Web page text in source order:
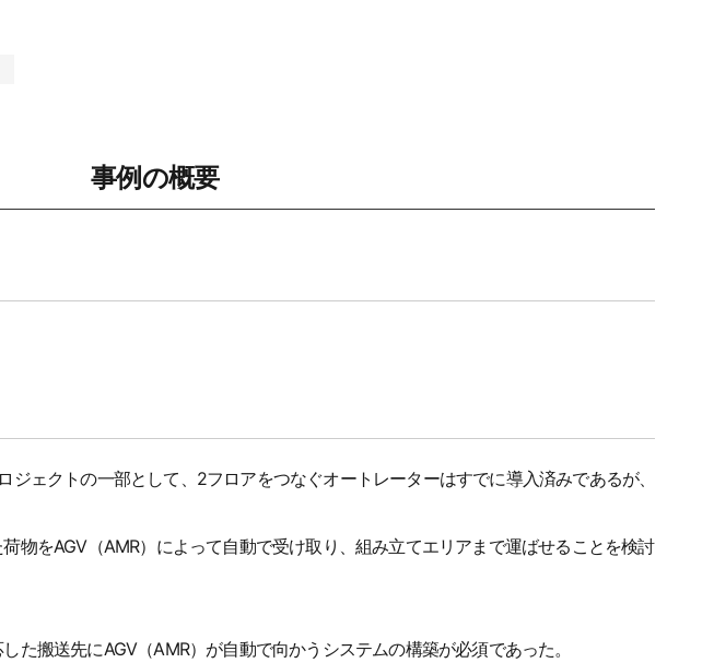
事例の概要
ェクトの一部として、2フロアをつなぐオートレーターはすでに導入済みであるが、
物をAGV（AMR）によって自動で受け取り、組み立てエリアまで運ばせることを検討
た搬送先にAGV（AMR）が自動で向かうシステムの構築が必須であった。